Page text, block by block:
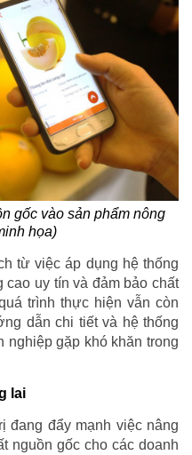
gốc vào sản phẩm nông
họa)
từ việc áp dụng hệ thống
cao uy tín và đảm bảo chất
trình thực hiện vẫn còn
dẫn chi tiết và hệ thống
nghiệp gặp khó khăn trong
lai
đang đẩy mạnh việc nâng
nguồn gốc cho các doanh